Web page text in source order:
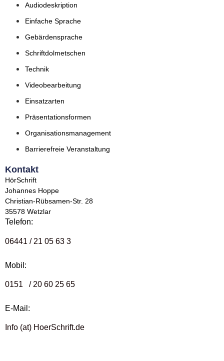
Audiodeskription
Einfache Sprache
Gebärdensprache
Schriftdolmetschen
Technik
Videobearbeitung
Einsatzarten
Präsentationsformen
Organisationsmanagement
Barrierefreie Veranstaltung
Kontakt
HörSchrift
Johannes Hoppe
Christian-Rübsamen-Str. 28
35578 Wetzlar
Telefon:
06441 / 21 05 63 3
Mobil:
0151 / 20 60 25 65
E-Mail:
Info (at) HoerSchrift.de